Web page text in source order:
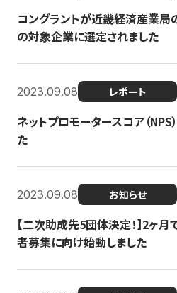
コングラントが近畿経済産業局
の対象企業に選定されました
2023.09.08 レポート
ネットプロモータースコア（
た
2023.09.08 お知らせ
【二次助成先5団体決定！】2ヶ
者募集に向け始動しました